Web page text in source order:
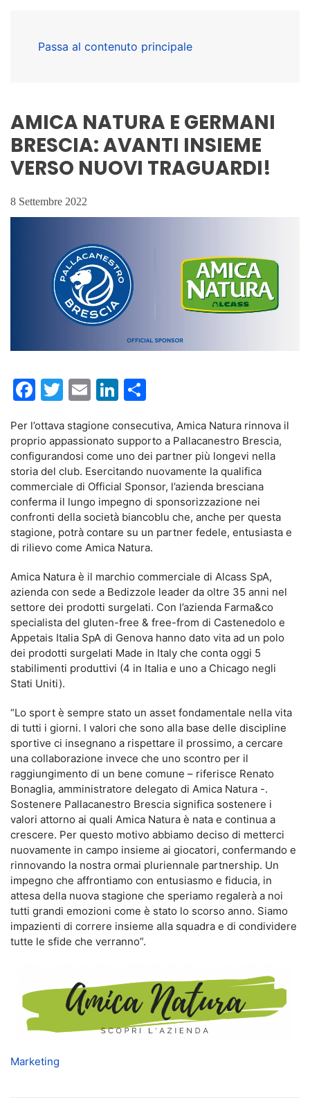
Passa al contenuto principale
AMICA NATURA E GERMANI
BRESCIA: AVANTI INSIEME
VERSO NUOVI TRAGUARDI!
8 Settembre 2022
Facebook
Twitter
EmailLinkedIn
Per l’ottava stagione consecutiva, Amica Natura rinnova il
proprio appassionato supporto a Pallacanestro Brescia,
configurandosi come uno dei partner più longevi nella
storia del club. Esercitando nuovamente la qualifica
commerciale di Official Sponsor, l’azienda bresciana
conferma il lungo impegno di sponsorizzazione nei
confronti della società biancoblu che, anche per questa
stagione, potrà contare su un partner fedele, entusiasta e
di rilievo come Amica Natura.
Amica Natura è il marchio commerciale di Alcass SpA,
azienda con sede a Bedizzole leader da oltre 35 anni nel
settore dei prodotti surgelati. Con l’azienda Farma&co
specialista del gluten-free & free-from di Castenedolo e
Appetais Italia SpA di Genova hanno dato vita ad un polo
dei prodotti surgelati Made in Italy che conta oggi 5
stabilimenti produttivi (4 in Italia e uno a Chicago negli
Stati Uniti).
“Lo sport è sempre stato un asset fondamentale nella vita
di tutti i giorni. I valori che sono alla base delle discipline
sportive ci insegnano a rispettare il prossimo, a cercare
una collaborazione invece che uno scontro per il
raggiungimento di un bene comune – riferisce Renato
Bonaglia, amministratore delegato di Amica Natura -.
Sostenere Pallacanestro Brescia significa sostenere i
valori attorno ai quali Amica Natura è nata e continua a
crescere. Per questo motivo abbiamo deciso di metterci
nuovamente in campo insieme ai giocatori, confermando e
rinnovando la nostra ormai pluriennale partnership. Un
impegno che affrontiamo con entusiasmo e fiducia, in
attesa della nuova stagione che speriamo regalerà a noi
tutti grandi emozioni come è stato lo scorso anno. Siamo
impazienti di correre insieme alla squadra e di condividere
tutte le sfide che verranno”.
Marketing